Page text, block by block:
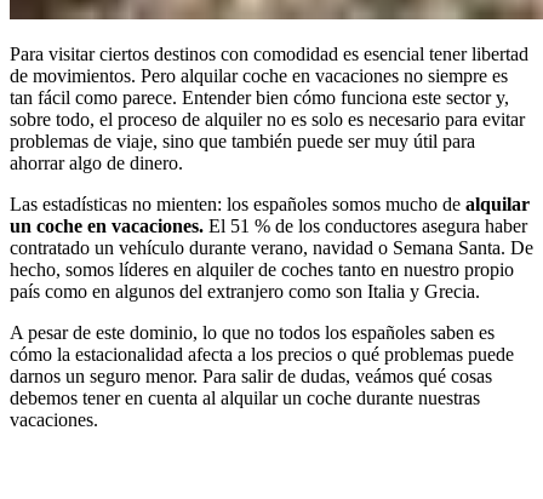
Para visitar ciertos destinos con comodidad es esencial tener libertad
de movimientos. Pero alquilar coche en vacaciones no siempre es
tan fácil como parece. Entender bien cómo funciona este sector y,
sobre todo, el proceso de alquiler no es solo es necesario para evitar
problemas de viaje, sino que también puede ser muy útil para
ahorrar algo de dinero.
Las estadísticas no mienten: los españoles somos mucho de alquilar
un coche en vacaciones. El 51 % de los conductores asegura haber
contratado un vehículo durante verano, navidad o Semana Santa. De
hecho, somos líderes en alquiler de coches tanto en nuestro propio
país como en algunos del extranjero como son Italia y Grecia.
A pesar de este dominio, lo que no todos los españoles saben es
cómo la estacionalidad afecta a los precios o qué problemas puede
darnos un seguro menor. Para salir de dudas, veámos qué cosas
debemos tener en cuenta al alquilar un coche durante nuestras
vacaciones.